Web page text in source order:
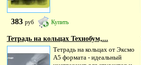
383 руб Купить
Тетрадь на кольцах Технобум,...
Тетрадь на кольцах от Эксмо
А5 формата - идеальный